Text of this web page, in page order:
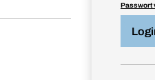
Passwort